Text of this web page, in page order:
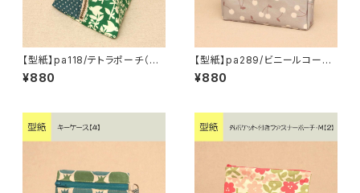
【型紙】pa118/テトラポーチ（S・
M）
¥880
【型紙】pa289/ビニールコーテ
ィングのポーチ【6】
¥880